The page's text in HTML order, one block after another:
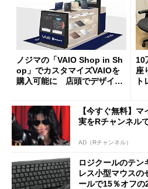
ノジマの「VAIO Shop in Sh
op」でカスタマイズVAIOを
購入可能に 店頭でデザイン
10
座
【今すぐ無料】
実をRチャンネル
AD（Rチャンネル）
ロジクールのテン
レス小型マウスの
ールで15％オフの